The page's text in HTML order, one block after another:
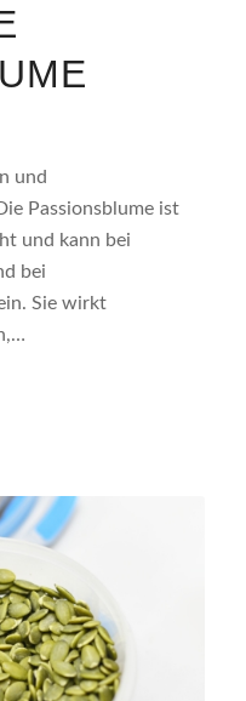
und
Passionsblume ist
und kann bei
bei
Sie wirkt